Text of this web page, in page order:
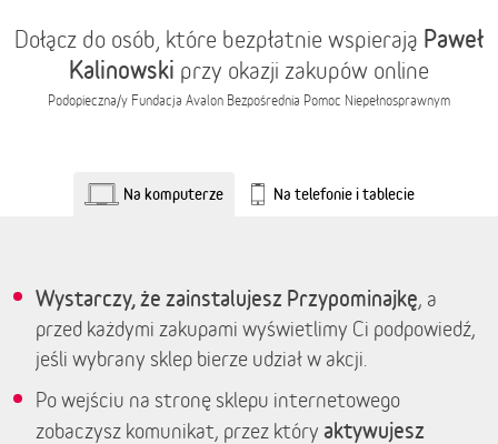
Dołącz do osób, które bezpłatnie wspierają Paweł
Kalinowski przy okazji zakupów online
Podopieczna/y Fundacja Avalon Bezpośrednia Pomoc Niepełnosprawnym
Na komputerze Na telefonie i tablecie
Wystarczy, że zainstalujesz Przypominajkę, a
przed każdymi zakupami wyświetlimy Ci podpowiedź,
jeśli wybrany sklep bierze udział w akcji.
Po wejściu na stronę sklepu internetowego
zobaczysz komunikat, przez który aktywujesz